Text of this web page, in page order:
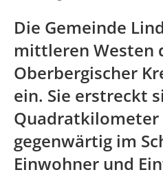
Die Gemeinde
mittleren Westen
Oberbergischer
ein. Sie erstreckt
Quadratkilometer
gegenwärtig im
Einwohner und